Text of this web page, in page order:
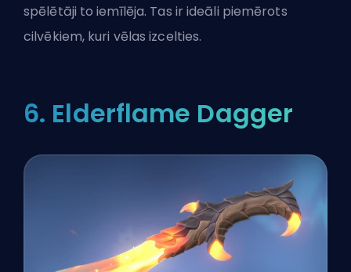
spēlētāji to iemīlēja. Tas ir ideāli piemērots
cilvēkiem, kuri vēlas izcelties.
6. Elderflame Dagger